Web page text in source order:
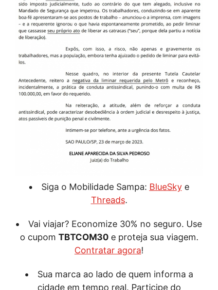
Siga o Mobilidade Sampa: BlueSkye
Threads.
Vai viajar? Economize 30% no seguro. Use
o cupom TBTCOM30e proteja sua viagem.
Contratar agora!
Sua marca ao lado de quem informa a
cidade em tempo real. Participe do